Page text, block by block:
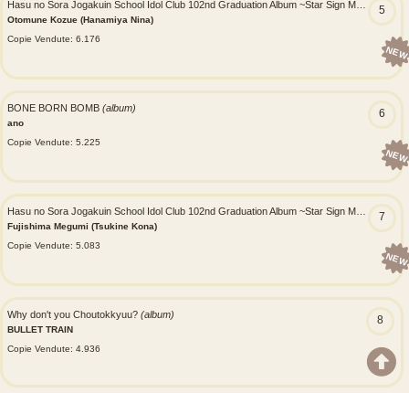
5
NEW
Otomune Kozue (Hanamiya Nina)
Copie Vendute: 6.176
6
NEW
BONE BORN BOMB (album)
ano
Copie Vendute: 5.225
7
NEW
Fujishima Megumi (Tsukine Kona)
Copie Vendute: 5.083
8
Why don't you Choutokkyuu? (album)
BULLET TRAIN
Copie Vendute: 4.936